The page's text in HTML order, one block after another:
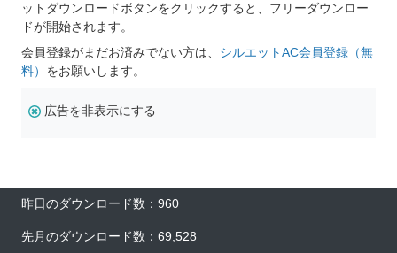
ットダウンロードボタンをクリックすると、フリーダウンロー
ドが開始されます。
会員登録がまだお済みでない方は、 シルエットAC会員登録（無
料） をお願いします。
広告を非表示にする
昨日のダウンロード数：960
先月のダウンロード数：69,528